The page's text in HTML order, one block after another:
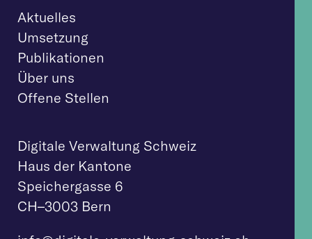
Aktuelles
Umsetzung
Publikationen
Über uns
Offene Stellen
Digitale Verwaltung Schweiz
Haus der Kantone
Speichergasse 6
CH–3003 Bern